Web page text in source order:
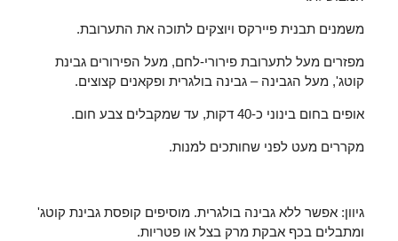
משמנים תבנית פיירקס ויוצקים לתוכה את התערובת.
מפזרים מעל לתערובת פירורי-לחם, מעל הפירורים גבינת
קוטג', מעל הגבינה – גבינה בולגרית ופקאנים קצוצים.
אופים בחום בינוני כ-40 דקות, עד שמקבלים צבע חום.
מקררים מעט לפני שחותכים למנות.
גיוון: אפשר ללא גבינה בולגרית. מוסיפים קופסת גבינת קוטג'
ומתבלים בכף אבקת מרק בצל או פטריות.